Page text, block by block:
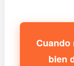
Cuando
bien